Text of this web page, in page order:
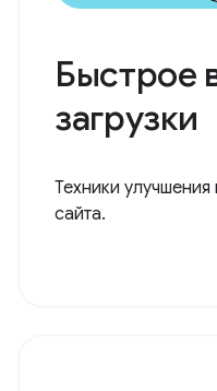
Быстрое
загрузки
Техники
сайта.